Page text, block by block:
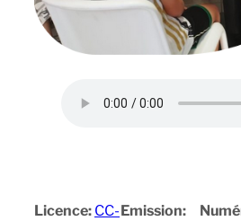
Licence: CC-Emission: